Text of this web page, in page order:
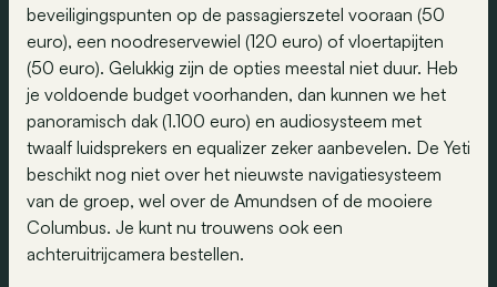
beveiligingspunten op de passagierszetel vooraan (50
euro), een noodreservewiel (120 euro) of vloertapijten
(50 euro). Gelukkig zijn de opties meestal niet duur. Heb
je voldoende budget voorhanden, dan kunnen we het
panoramisch dak (1.100 euro) en audiosysteem met
twaalf luidsprekers en equalizer zeker aanbevelen. De Yeti
beschikt nog niet over het nieuwste navigatiesysteem
van de groep, wel over de Amundsen of de mooiere
Columbus. Je kunt nu trouwens ook een
achteruitrijcamera bestellen.